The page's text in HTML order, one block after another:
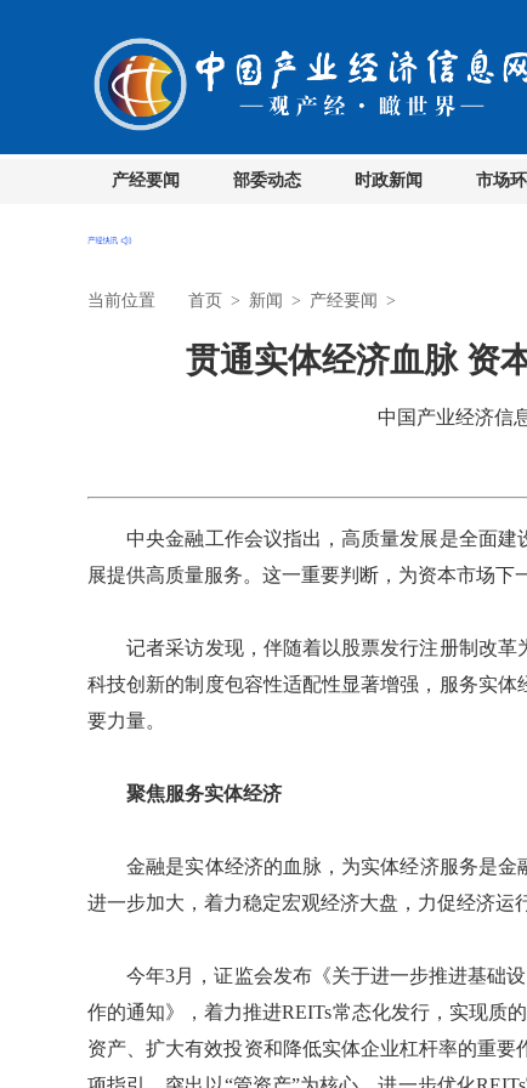
产经要闻 部委动态 时政新闻 市场
当前位置 首页 > 新闻 > 产经要闻 >
贯通实体经济血脉 资
中国产业经济信
中央金融工作会议指出，高质量发展是全面建
展提供高质量服务。这一重要判断，为资本市场下
记者采访发现，伴随着以股票发行注册制改革
科技创新的制度包容性适配性显著增强，服务实
要力量。
聚焦服务实体经济
金融是实体经济的血脉，为实体经济服务是金
进一步加大，着力稳定宏观经济大盘，力促经济运
今年3月，证监会发布《关于进一步推进基础设
作的通知》，着力推进REITs常态化发行，实现质
资产、扩大有效投资和降低实体企业杠杆率的重